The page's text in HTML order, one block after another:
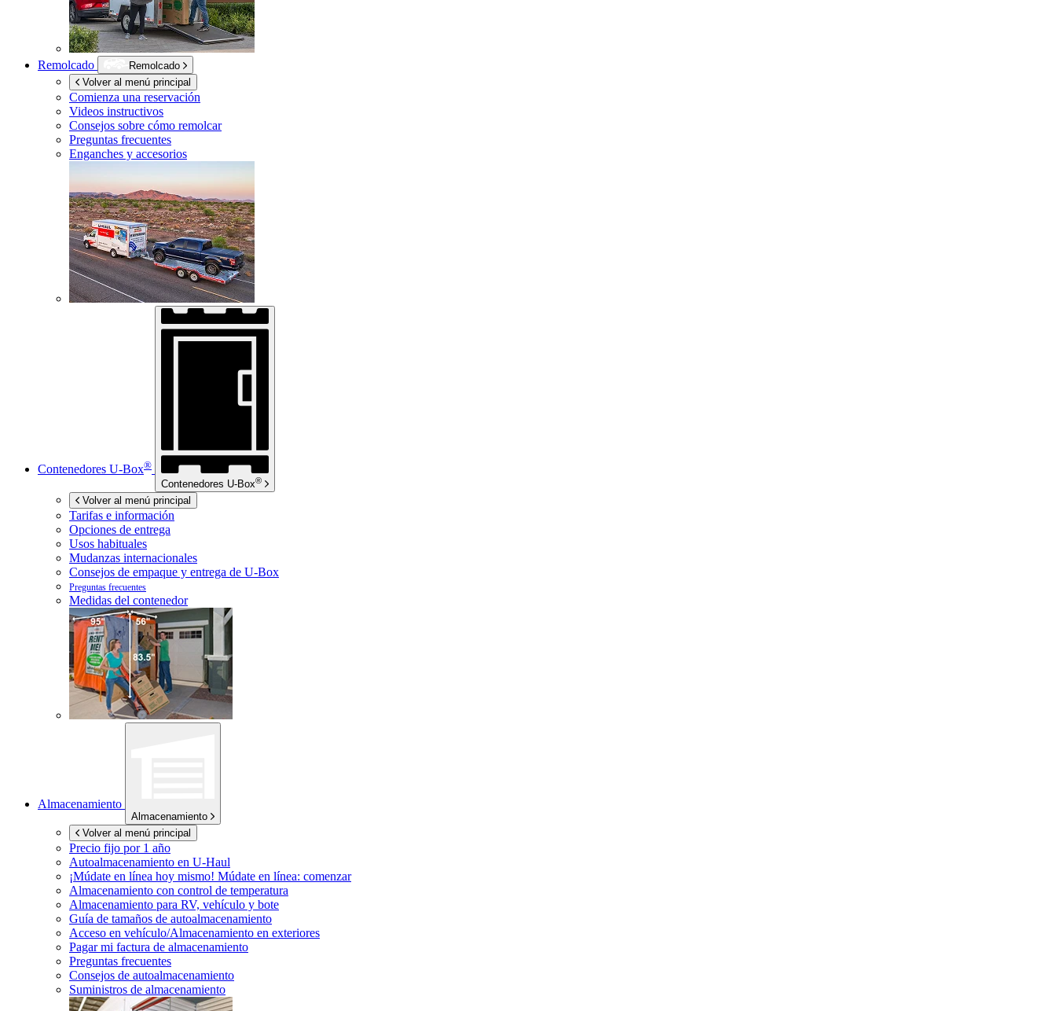
Remolcado
Remolcado
Volver al menú principal
Comienza una reservación
Videos instructivos
Consejos sobre cómo remolcar
Preguntas frecuentes
Enganches y accesorios
Contenedores U-Box®
Contenedores U-Box®
Volver al menú principal
Tarifas e información
Opciones de entrega
Usos habituales
Mudanzas internacionales
Consejos de empaque y entrega de U-Box
Preguntas frecuentes
Medidas del contenedor
Almacenamiento
Almacenamiento
Volver al menú principal
Precio fijo por 1 año
Autoalmacenamiento en U-Haul
¡Múdate en línea hoy mismo! Múdate en línea: comenzar
Almacenamiento con control de temperatura
Almacenamiento para RV, vehículo y bote
Guía de tamaños de autoalmacenamiento
Acceso en vehículo/Almacenamiento en exteriores
Pagar mi factura de almacenamiento
Preguntas frecuentes
Consejos de autoalmacenamiento
Suministros de almacenamiento